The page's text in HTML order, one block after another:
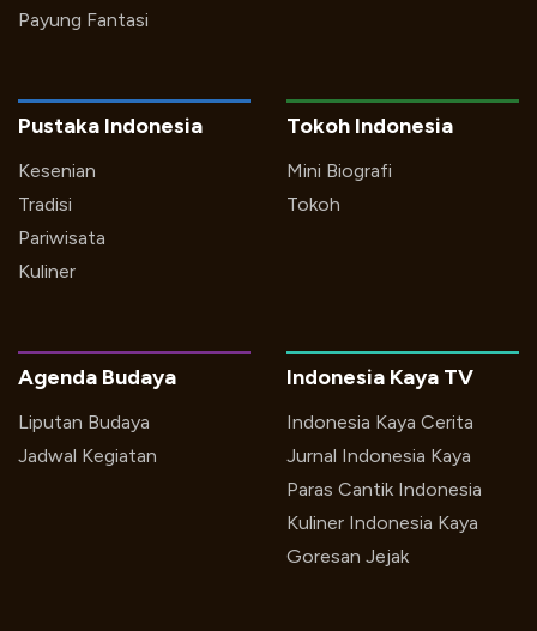
Payung Fantasi
Pustaka Indonesia
Kesenian
Tradisi
Pariwisata
Kuliner
Tokoh Indonesia
Mini Biografi
Tokoh
Indonesia Kaya TV
Indonesia Kaya Cerita
Jurnal Indonesia Kaya
Paras Cantik Indonesia
Kuliner Indonesia Kaya
Goresan Jejak
Agenda Budaya
Liputan Budaya
Jadwal Kegiatan